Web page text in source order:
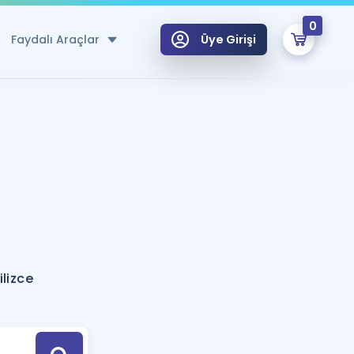
Faydalı Araçlar
Hesaplama Aracı
için Öneriler
Tek Takvimde
Üye Girişi
0